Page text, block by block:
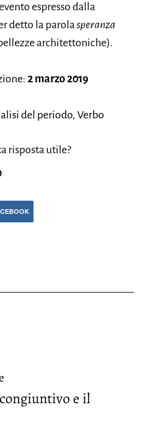
espresso dalla
detto la parolasperanza
architettoniche).
2 marzo 2019
del periodo, Verbo
risposta utile?
e il